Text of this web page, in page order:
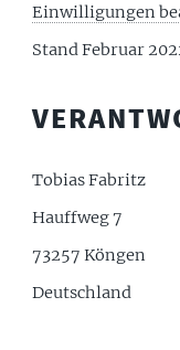
Einwilligungen
Stand Februar
Tobias Fabritz
Hauffweg 7
73257 Köngen
Deutschland